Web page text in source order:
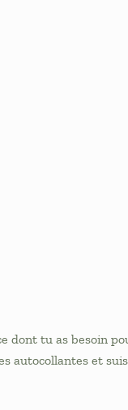
dont tu as besoin
autocollantes et